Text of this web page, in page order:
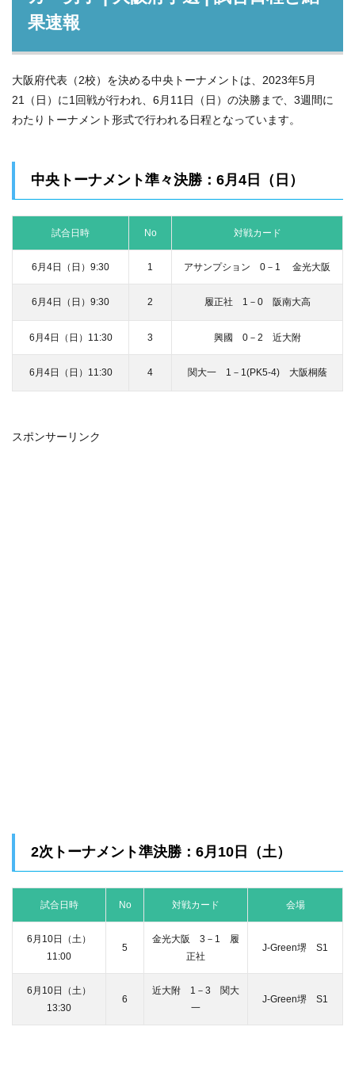
果速報
大阪府代表（2校）を決める中央トーナメントは、2023年5月
21（日）に1回戦が行われ、6月11日（日）の決勝まで、3週間に
わたりトーナメント形式で行われる日程となっています。
中央トーナメント準々決勝：6月4日（日）
試合日時 No 対戦カード
6月4日（日）9:30 1 アサンプション 0－1 金光大阪
6月4日（日）9:30 2 履正社 1－0 阪南大高
6月4日（日）11:30 3 興國 0－2 近大附
6月4日（日）11:30 4 関大一 1－1(PK5-4) 大阪桐蔭
スポンサーリンク
2次トーナメント準決勝：6月10日（土）
試合日時 No 対戦カード 会場
6月10日（土）
11:00
5
金光大阪 3－1 履
正社
J-Green堺 S1
6月10日（土）
13:30
6
近大附 1－3 関大
一
J-Green堺 S1